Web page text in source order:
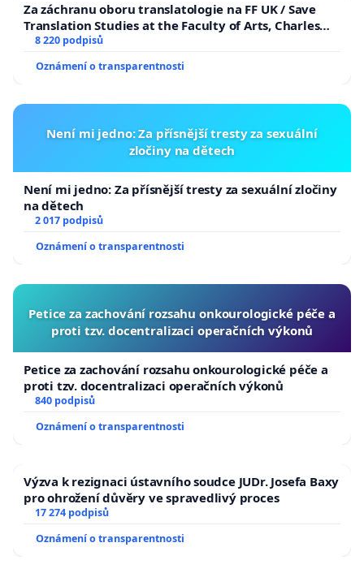
Za záchranu oboru translatologie na FF UK / Save
Translation Studies at the Faculty of Arts, Charles
University
8 220 podpisů
Oznámení o transparentnosti
Není mi jedno: Za přísnější tresty za sexuální
zločiny na dětech
Není mi jedno: Za přísnější tresty za sexuální zločiny
na dětech
2 017 podpisů
Oznámení o transparentnosti
Petice za zachování rozsahu onkourologické péče a
proti tzv. docentralizaci operačních výkonů
Petice za zachování rozsahu onkourologické péče a
proti tzv. docentralizaci operačních výkonů
840 podpisů
Oznámení o transparentnosti
Výzva k rezignaci ústavního soudce JUDr. Josefa Baxy
pro ohrožení důvěry ve spravedlivý proces
17 274 podpisů
Oznámení o transparentnosti